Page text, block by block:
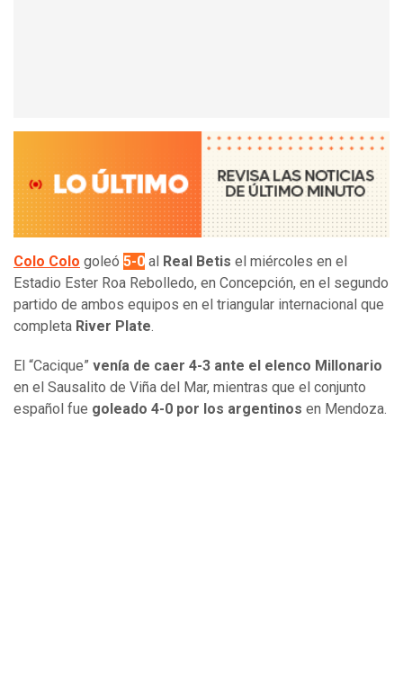
Colo Colo goleó 5-0 al Real Betis el miércoles en el
Estadio Ester Roa Rebolledo, en Concepción, en el segundo
partido de ambos equipos en el triangular internacional que
completa River Plate.
El “Cacique” venía de caer 4-3 ante el elenco Millonario
en el Sausalito de Viña del Mar, mientras que el conjunto
español fue goleado 4-0 por los argentinos en Mendoza.